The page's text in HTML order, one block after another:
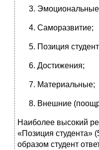
Саморазвитие;
Позиция
Достижения;
Материальные;
Внешние
Наиболее высокий
«Позиция студента»
образом студент